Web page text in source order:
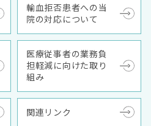
輸血拒否患者への当
院の対応について
医療従事者の業務負
担軽減に向けた取り
組み
関連リンク